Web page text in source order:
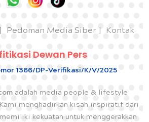
Pedoman Media Siber Kontak
Dewan Pers
1366/DP-Verifikasi/K/V/2025
adalah media people & lifestyle
menghadirkan kisah inspiratif dari
kekuatan untuk menggerakkan